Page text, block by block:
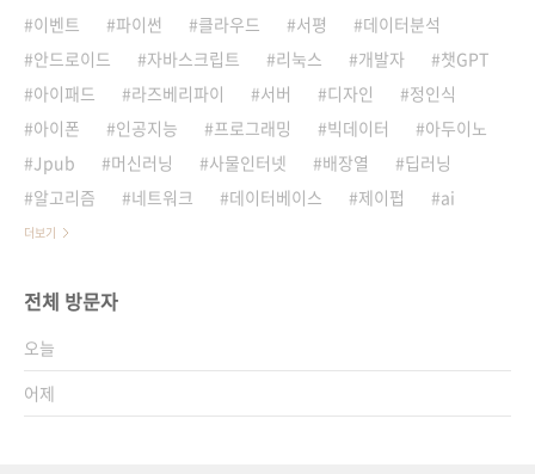
이벤트 파이썬 클라우드 서평
데이터분석
안드로이드
자바스크립트 리눅스 개발자
챗GPT
아이패드
라즈베리파이 서버 디자인
정인식
아이폰
인공지능 프로그래밍 빅데이터
아두이노
Jpub
머신러닝 사물인터넷 배장열
딥러닝
알고리즘
네트워크 데이터베이스 제이펍 ai
더보기
전체 방문자
오늘
어제